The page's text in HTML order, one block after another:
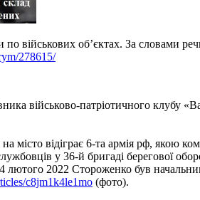
військових об’єктах. За
278615/
військово-патріотичного клубу
відіграє 6-та армія рф, якою
у 36-й бригаді берегової
2022 Стороженко був
c8jm1k4le1mo (фото).